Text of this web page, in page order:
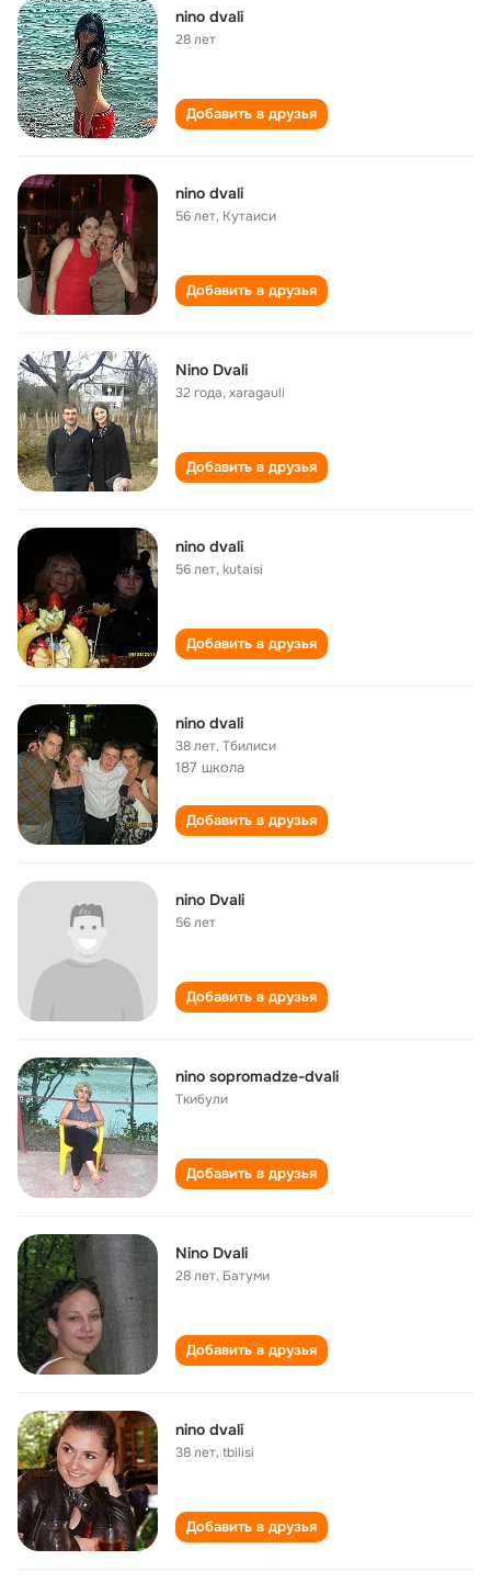
nino dvali
28 лет
Добавить в друзья
nino dvali
56 лет, Кутаиси
Добавить в друзья
Nino Dvali
32 года,xaragauli
Добавить в друзья
nino dvali
56 лет,kutaisi
Добавить в друзья
nino dvali
38 лет,Тбилиси
187 школа
Добавить в друзья
nino Dvali
56 лет
Добавить в друзья
nino sopromadze-dvali
Ткибули
Добавить в друзья
Nino Dvali
28 лет, Батуми
Добавить в друзья
nino dvali
38 лет,tbilisi
Добавить в друзья